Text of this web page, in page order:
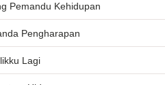
Pemandu Kehidupan
Pengharapan
Lagi